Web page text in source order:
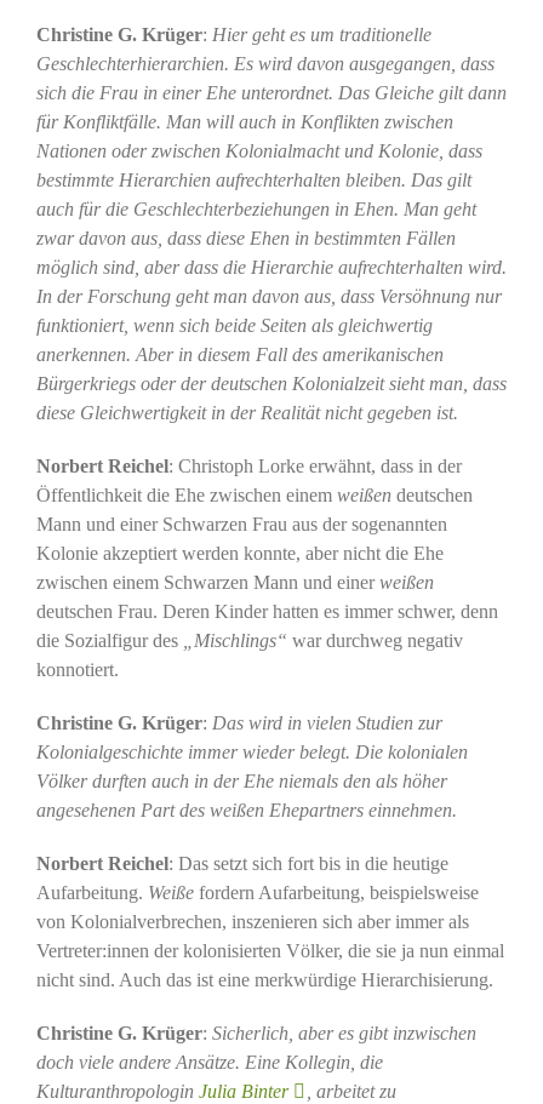
Christine G. Krüger: Hier geht es um traditionelle
Geschlechterhierarchien. Es wird davon ausgegangen, dass
sich die Frau in einer Ehe unterordnet. Das Gleiche gilt dann
für Konfliktfälle. Man will auch in Konflikten zwischen
Nationen oder zwischen Kolonialmacht und Kolonie, dass
bestimmte Hierarchien aufrechterhalten bleiben. Das gilt
auch für die Geschlechterbeziehungen in Ehen. Man geht
zwar davon aus, dass diese Ehen in bestimmten Fällen
möglich sind, aber dass die Hierarchie aufrechterhalten wird.
In der Forschung geht man davon aus, dass Versöhnung nur
funktioniert, wenn sich beide Seiten als gleichwertig
anerkennen. Aber in diesem Fall des amerikanischen
Bürgerkriegs oder der deutschen Kolonialzeit sieht man, dass
diese Gleichwertigkeit in der Realität nicht gegeben ist.
Norbert Reichel: Christoph Lorke erwähnt, dass in der
Öffentlichkeit die Ehe zwischen einem weißen deutschen
Mann und einer Schwarzen Frau aus der sogenannten
Kolonie akzeptiert werden konnte, aber nicht die Ehe
zwischen einem Schwarzen Mann und einerweißen
deutschen Frau. Deren Kinder hatten es immer schwer, denn
die Sozialfigur des
„Mischlings“ war durchweg negativ
konnotiert.
Christine G. Krüger: Das wird in vielen Studien zur
Kolonialgeschichte immer wieder belegt. Die kolonialen
Völker durften auch in der Ehe niemals den als höher
angesehenen Part des weißen Ehepartners einnehmen.
Norbert Reichel: Das setzt sich fort bis in die heutige
Aufarbeitung. Weiße fordern Aufarbeitung, beispielsweise
von Kolonialverbrechen, inszenieren sich aber immer als
Vertreter:innen der kolonisierten Völker, die sie ja nun einmal
nicht sind. Auch das ist eine merkwürdige Hierarchisierung.
Christine G. Krüger: Sicherlich, aber es gibt inzwischen
doch viele andere Ansätze. Eine Kollegin, die
Kulturanthropologin Julia Binter
, arbeitet zu